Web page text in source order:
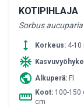
KOTIPIHLAJA
Sorbus aucuparia
height Korkeus: 4-10
ac_unit
public Alkuperä: FI
straighten Koot: 100-150
cm